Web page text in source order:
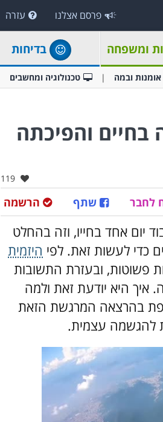
פרסם אצלנו עזרה
ומשפחה בדיחות
אומנות ובמה טכנולוגיה ומחשבים
והפיכתה
אהבו:
119
הרשמה שתף לחבר
יום אחד בחייו, וזה בהחלט
כדי לעשות זאת. לפי היזמית
פשוטות, ובעזרת התשובות
איך היא יודעת זאת ולמה
בהרצאה המרגשת הזאת
להגשמה עצמית.